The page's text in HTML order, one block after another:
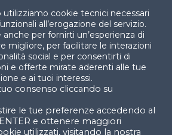
di Milano Dipartimento
cookie tecnici necessari
all’erogazione del servizio.
per fornirti un’esperienza di
migliore, per facilitare le interazioni
social e per consentirti di
e offerte mirate aderenti alle tue
e ai tuoi interessi.
consenso cliccando su
le tue preferenze accedendo al
e ottenere maggiori
utilizzati, visitando la nostra